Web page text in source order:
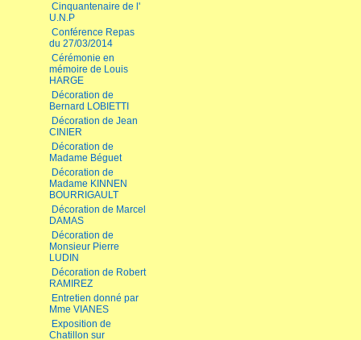
Cinquantenaire de l'
U.N.P
Conférence Repas
du 27/03/2014
Cérémonie en
mémoire de Louis
HARGE
Décoration de
Bernard LOBIETTI
Décoration de Jean
CINIER
Décoration de
Madame Béguet
Décoration de
Madame KINNEN
BOURRIGAULT
Décoration de Marcel
DAMAS
Décoration de
Monsieur Pierre
LUDIN
Décoration de Robert
RAMIREZ
Entretien donné par
Mme VIANES
Exposition de
Chatillon sur